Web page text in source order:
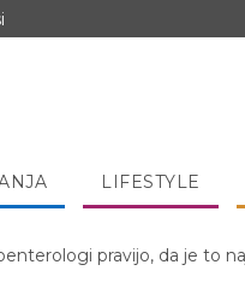
LIFESTYLE
dieta: Zakaj je pred